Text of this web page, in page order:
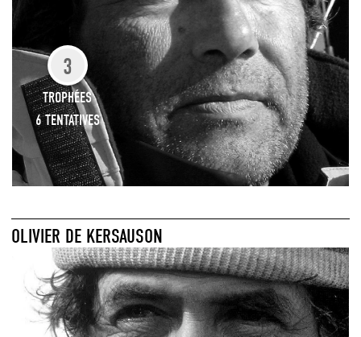
3
TROPHÉES
6 TENTATIVES
OLIVIER DE KERSAUSON